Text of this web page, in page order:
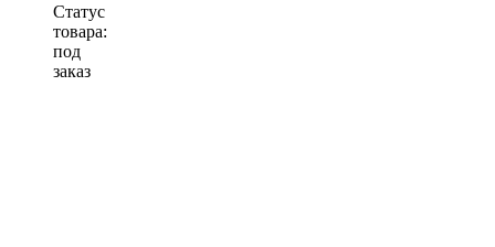
Статус
товара:
под
заказ